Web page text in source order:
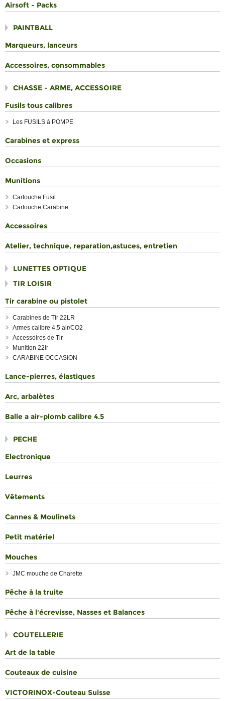
Airsoft - Packs
PAINTBALL
Marqueurs, lanceurs
Accessoires, consommables
CHASSE - ARME, ACCESSOIRE
Fusils tous calibres
Les FUSILS à POMPE
Carabines et express
Occasions
Munitions
Cartouche Fusil
Cartouche Carabine
Accessoires
Atelier, technique, reparation,astuces, entretien
LUNETTES OPTIQUE
TIR LOISIR
Tir carabine ou pistolet
Carabines de Tir 22LR
Armes calibre 4,5 air/CO2
Accessoires de Tir
Munition 22lr
CARABINE OCCASION
Lance-pierres, élastiques
Arc, arbalètes
Balle a air-plomb calibre 4.5
PECHE
Electronique
Leurres
Vêtements
Cannes & Moulinets
Petit matériel
Mouches
JMC mouche de Charette
Pêche à la truite
Pêche à l'écrevisse, Nasses et Balances
COUTELLERIE
Art de la table
Couteaux de cuisine
VICTORINOX-Couteau Suisse